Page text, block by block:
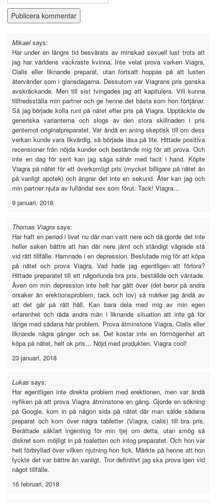
Mikael says:
Har under en längre tid besvärats av minskad sexuell lust trots att
jag har världens vackraste kvinna. Inte velat prova varken Viagra,
Cialis eller liknande preparat, utan fortsatt hoppas på att lusten
återvänder som i glansdagarna. Dessutom var Viagrans pris ganska
avskräckande. Men till sist tvingades jag att kapitulera. Vill kunna
tillfredsställa min partner och ge henne det bästa som hon förtjänar.
Så jag började kolla runt på nätet efter pris på Viagra. Upptäckte de
generiska varianterna och slogs av den stora skillnaden i pris
gentemot originalpreparatet. Var ändå en aning skeptisk till om dess
verkan kunde vara likvärdig, så började läsa på lite. Hittade positiva
recensioner från nöjda kunder och bestämde mig för att prova. Och
inte en dag för sent kan jag säga såhär med facit i hand. Köpte
Viagra på nätet för ett överkomligt pris (mycket billigare på nätet än
på vanligt apotek) och ångrar det inte en sekund. Åter kan jag och
min partner njuta av fulländat sex som förut. Tack! Viagra…
9 januari, 2018
Thomas Viagra says:
Har haft en period i livet nu där man varit nere och då gjorde det inte
heller saken bättre att han där nere jämt och ständigt vägrade stå
vid rätt tillfälle. Hamnade i en depression. Beslutade mig för att köpa
på nätet och prova Viagra. Vad hade jag egentligen att förlora?
Hittade preparatet till ett någorlunda bra pris, beställde och väntade.
Även om min depression inte helt har gått över (det beror på andra
orsaker än erektionsproblem, tack och lov) så märker jag ändå av
att det går på rätt håll. Kan bara dela med mig av min egen
erfarenhet och råda andra män i liknande situation att inte gå för
länge med sådana här problem. Prova åtminstone Viagra, Cialis eller
liknande några gånger och se. Det kostar inte en förmögenhet att
köpa på nätet, helt ok pris… Nöjd med produkten. Viagra cool!
23 januari, 2018
Lukas says:
Har egentligen inte direkta problem med erektionen, men var ändå
nyfiken på att prova Viagra åtminstone en gång. Gjorde en sökning
på Google, kom in på någon sida på nätet där man sålde sådana
preparat och kom över några tabletter (Viagra, cialis) till bra pris.
Berättade såklart ingenting för min tjej om detta, utan smög så
diskret som möjligt in på toaletten och intog preparatet. Och hon var
helt förbryllad över vilken njutning hon fick. Märkte på henne att hon
tyckte det var bättre än vanligt. Tror definitivt jag ska prova igen vid
något tillfälle.
16 februari, 2018